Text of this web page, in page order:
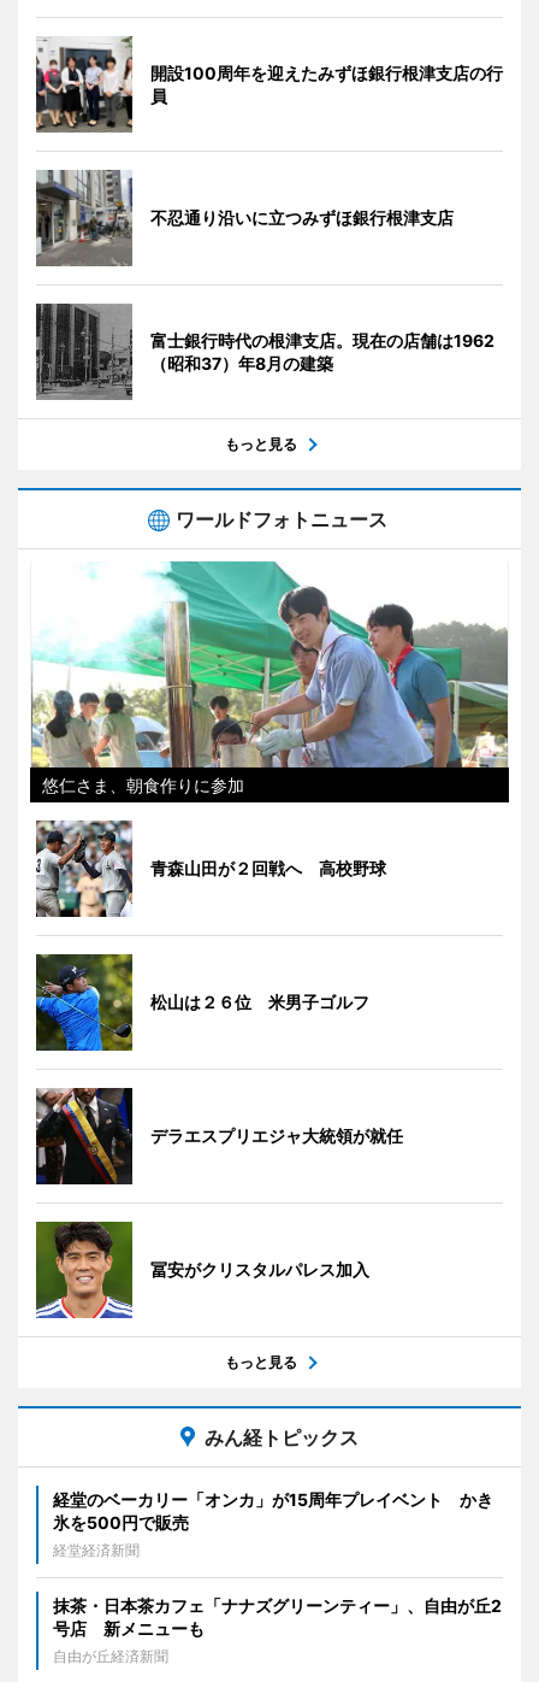
開設100周年を迎えたみずほ銀行根津支店の行
員
不忍通り沿いに立つみずほ銀行根津支店
富士銀行時代の根津支店。現在の店舗は1962
（昭和37）年8月の建築
もっと見る
ワールドフォトニュース
悠仁さま、朝食作りに参加
青森山田が２回戦へ 高校野球
松山は２６位 米男子ゴルフ
デラエスプリエジャ大統領が就任
冨安がクリスタルパレス加入
もっと見る
みん経トピックス
経堂のベーカリー「オンカ」が15周年プレイベント かき
氷を500円で販売
経堂経済新聞
抹茶・日本茶カフェ「ナナズグリーンティー」、自由が丘2
号店 新メニューも
自由が丘経済新聞